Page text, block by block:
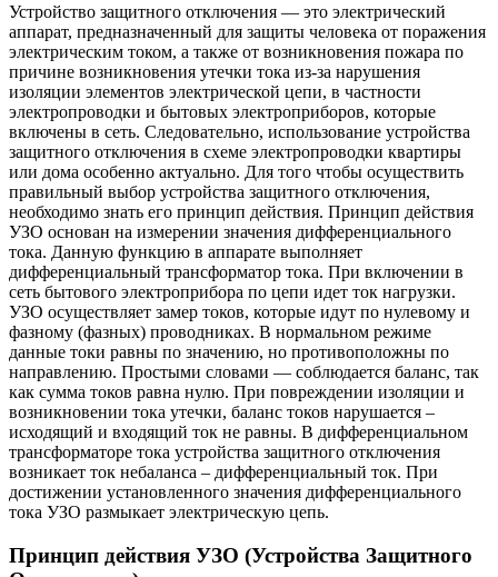
Устройство защитного отключения — это электрический
аппарат, предназначенный для защиты человека от поражения
электрическим током, а также от возникновения пожара по
причине возникновения утечки тока из-за нарушения
изоляции элементов электрической цепи, в частности
электропроводки и бытовых электроприборов, которые
включены в сеть. Следовательно, использование устройства
защитного отключения в схеме электропроводки квартиры
или дома особенно актуально. Для того чтобы осуществить
правильный выбор устройства защитного отключения,
необходимо знать его принцип действия. Принцип действия
УЗО основан на измерении значения дифференциального
тока. Данную функцию в аппарате выполняет
дифференциальный трансформатор тока. При включении в
сеть бытового электроприбора по цепи идет ток нагрузки.
УЗО осуществляет замер токов, которые идут по нулевому и
фазному (фазных) проводниках. В нормальном режиме
данные токи равны по значению, но противоположны по
направлению. Простыми словами — соблюдается баланс, так
как сумма токов равна нулю. При повреждении изоляции и
возникновении тока утечки, баланс токов нарушается –
исходящий и входящий ток не равны. В дифференциальном
трансформаторе тока устройства защитного отключения
возникает ток небаланса – дифференциальный ток. При
достижении установленного значения дифференциального
тока УЗО размыкает электрическую цепь.
Принцип действия УЗО (Устройства Защитного